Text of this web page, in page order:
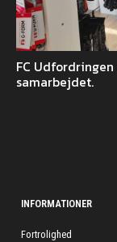
FC
samarbejdet.
INFORMATIONER
Fortrolighed